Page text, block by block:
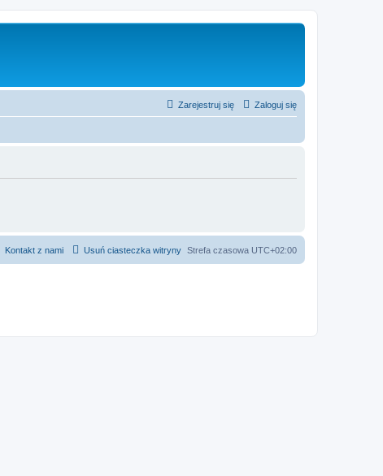
Zaloguj się
Zarejestruj się
Strefa czasowa UTC+02:00
Usuń ciasteczka witryny
Kontakt z nami